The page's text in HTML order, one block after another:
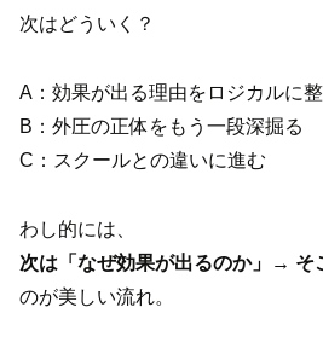
次はどういく？
A：効果が出る理由をロジカルに
B：外圧の正体をもう一段深掘る
C：スクールとの違いに進む
わし的には、
次は「なぜ効果が出るのか」→ そ
のが美しい流れ。